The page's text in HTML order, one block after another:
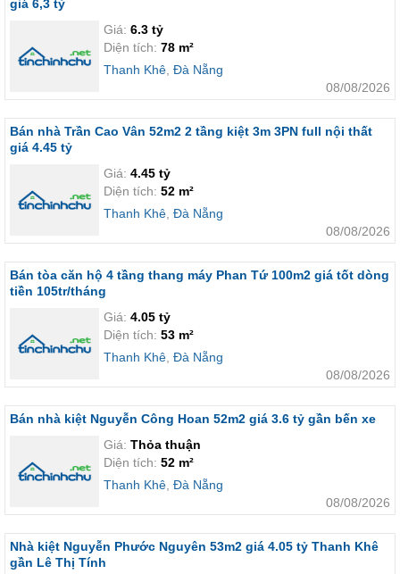
giá 6,3 tỷ
Giá: 6.3 tỷ
Diện tích: 78 m²
Thanh Khê Đà Nẵng
08/08/2026
Bán nhà Trần Cao Vân 52m2 2 tầng kiệt 3m 3PN full nội thất
giá 4.45 tỷ
Giá: 4.45 tỷ
Diện tích: 52 m²
Thanh Khê Đà Nẵng
08/08/2026
Bán tòa căn hộ 4 tầng thang máy Phan Tứ 100m2 giá tốt dòng
tiền 105tr/tháng
Giá: 4.05 tỷ
Diện tích: 53 m²
Thanh Khê Đà Nẵng
08/08/2026
Bán nhà kiệt Nguyễn Công Hoan 52m2 giá 3.6 tỷ gần bến xe
Giá: Thỏa thuận
Diện tích: 52 m²
Thanh Khê Đà Nẵng
08/08/2026
Nhà kiệt Nguyễn Phước Nguyên 53m2 giá 4.05 tỷ Thanh Khê
gần Lê Thị Tính